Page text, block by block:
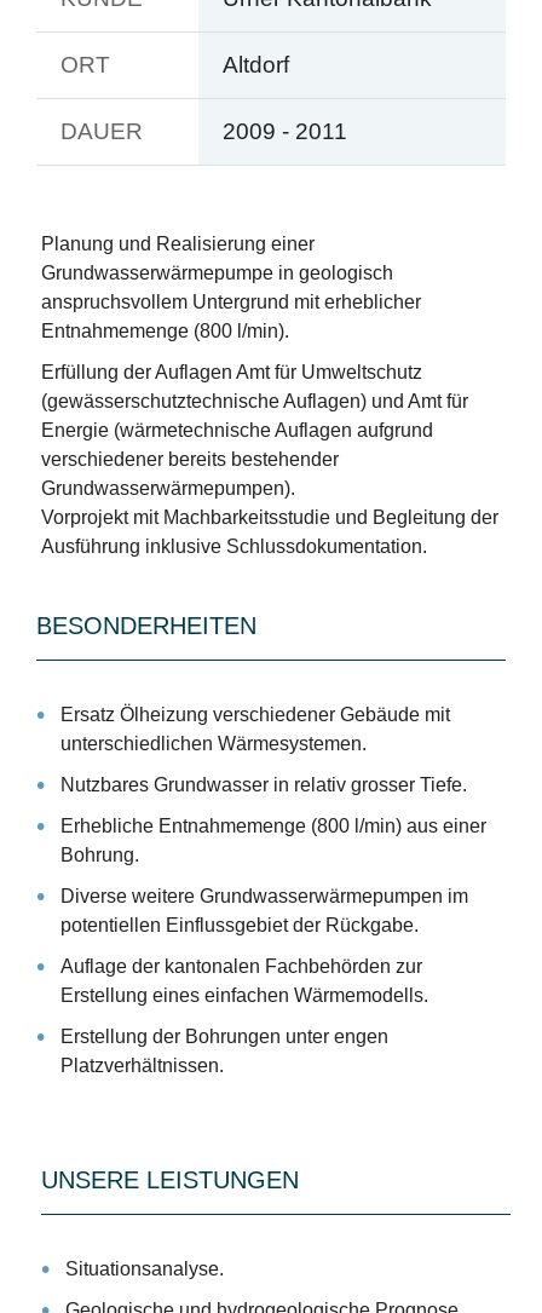
ORT Altdorf
DAUER 2009 - 2011
Planung und Realisierung einer
Grundwasserwärmepumpe in geologisch
anspruchsvollem Untergrund mit erheblicher
Entnahmemenge (800 l/min).
Erfüllung der Auflagen Amt für Umweltschutz
(gewässerschutztechnische Auflagen) und Amt für
Energie (wärmetechnische Auflagen aufgrund
verschiedener bereits bestehender
Grundwasserwärmepumpen).
Vorprojekt mit Machbarkeitsstudie und Begleitung der
Ausführung inklusive Schlussdokumentation.
BESONDERHEITEN
Ersatz Ölheizung verschiedener Gebäude mit
unterschiedlichen Wärmesystemen.
Nutzbares Grundwasser in relativ grosser Tiefe.
Erhebliche Entnahmemenge (800 l/min) aus einer
Bohrung.
Diverse weitere Grundwasserwärmepumpen im
potentiellen Einflussgebiet der Rückgabe.
Auflage der kantonalen Fachbehörden zur
Erstellung eines einfachen Wärmemodells.
Erstellung der Bohrungen unter engen
Platzverhältnissen.
UNSERE LEISTUNGEN
Situationsanalyse.